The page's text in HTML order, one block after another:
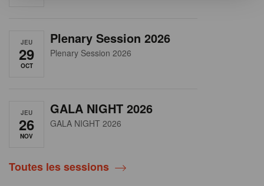
JEU
29
OCT
Plenary Session 2026
Plenary Session 2026
JEU
26
NOV
GALA NIGHT 2026
GALA NIGHT 2026
Toutes les sessions